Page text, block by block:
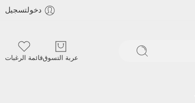
دخولتسجيل
عربة التسوققائمة الرغبات